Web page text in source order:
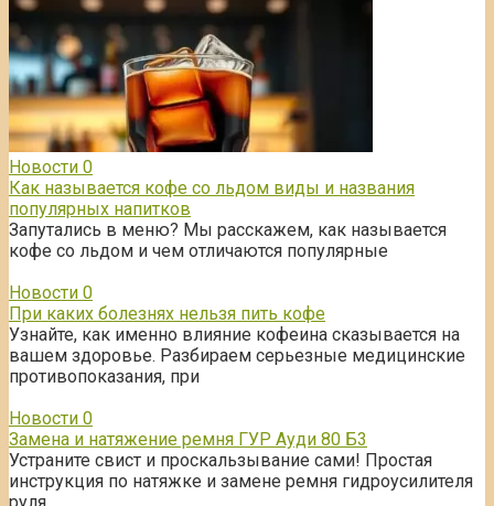
Новости 0
Как называется кофе со льдом виды и названия
популярных напитков
Запутались в меню? Мы расскажем, как называется
кофе со льдом и чем отличаются популярные
Новости 0
При каких болезнях нельзя пить кофе
Узнайте, как именно влияние кофеина сказывается на
вашем здоровье. Разбираем серьезные медицинские
противопоказания, при
Новости 0
Замена и натяжение ремня ГУР Ауди 80 Б3
Устраните свист и проскальзывание сами! Простая
инструкция по натяжке и замене ремня гидроусилителя